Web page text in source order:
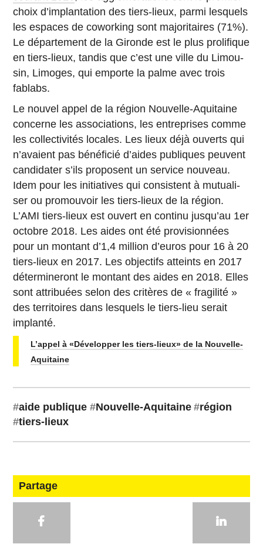
choix d’im­plan­ta­tion des tiers-lieux, parmi les­quels
les espaces de co­wor­king sont ma­jo­ri­taires (71%).
Le dé­par­te­ment de la Gironde est le plus pro­li­fique
en tiers-lieux, tandis que c’est une ville du Li­mou­
sin, Limoges, qui emporte la palme avec trois
fablabs.
Le nouvel appel de la région Nou­velle-Aqui­taine
concerne les as­so­cia­tions, les en­tre­prises comme
les col­lec­ti­vi­tés locales. Les lieux déjà ouverts qui
n’avaient pas bé­né­fi­cié d’aides pu­bliques peuvent
can­di­da­ter s’ils pro­posent un service nouveau.
Idem pour les ini­tia­tives qui consistent à mu­tua­li­
ser ou pro­mou­voir les tiers-lieux de la région.
L’AMI tiers-lieux est ouvert en continu jus­qu’au 1er
octobre 2018. Les aides ont été pro­vi­sion­nées
pour un montant d’1,4 million d’euros pour 16 à 20
tiers-lieux en 2017. Les ob­jec­tifs at­teints en 2017
dé­ter­mi­ne­ront le montant des aides en 2018. Elles
sont at­tri­buées selon des cri­tères de « fra­gi­lité »
des ter­ri­toires dans les­quels le tiers-lieu serait
implanté.
L’appel à «Dé­ve­lop­per les tiers-lieux» de la Nouvelle-
Aquitaine
#aide publique #Nou­velle-Aqui­taine #région
#tiers-lieux
Partage